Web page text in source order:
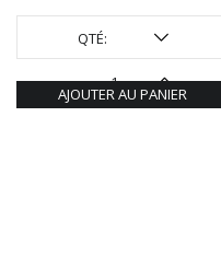
QTÉ:
AJOUTER AU PANIER